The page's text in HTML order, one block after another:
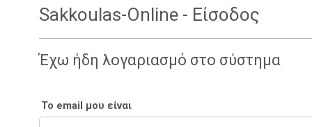
Sakkoulas-Online - Είσοδος
Έχω ήδη λογαριασμό στο σύστημα
Το email μου είναι